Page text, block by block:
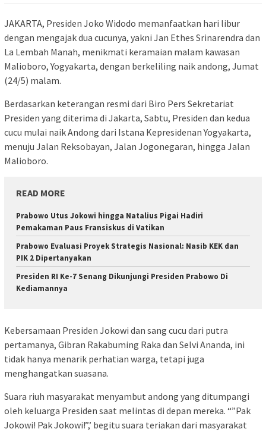
JAKARTA, Presiden Joko Widodo memanfaatkan hari libur
dengan mengajak dua cucunya, yakni Jan Ethes Srinarendra dan
La Lembah Manah, menikmati keramaian malam kawasan
Malioboro, Yogyakarta, dengan berkeliling naik andong, Jumat
(24/5) malam.
Berdasarkan keterangan resmi dari Biro Pers Sekretariat
Presiden yang diterima di Jakarta, Sabtu, Presiden dan kedua
cucu mulai naik Andong dari Istana Kepresidenan Yogyakarta,
menuju Jalan Reksobayan, Jalan Jogonegaran, hingga Jalan
Malioboro.
READ MORE
Prabowo Utus Jokowi hingga Natalius Pigai Hadiri
Pemakaman Paus Fransiskus di Vatikan
Prabowo Evaluasi Proyek Strategis Nasional: Nasib KEK dan
PIK 2 Dipertanyakan
Presiden RI Ke-7 Senang Dikunjungi Presiden Prabowo Di
Kediamannya
Kebersamaan Presiden Jokowi dan sang cucu dari putra
pertamanya, Gibran Rakabuming Raka dan Selvi Ananda, ini
tidak hanya menarik perhatian warga, tetapi juga
menghangatkan suasana.
Suara riuh masyarakat menyambut andong yang ditumpangi
oleh keluarga Presiden saat melintas di depan mereka. “”Pak
Jokowi! Pak Jokowi!”,’ begitu suara teriakan dari masyarakat